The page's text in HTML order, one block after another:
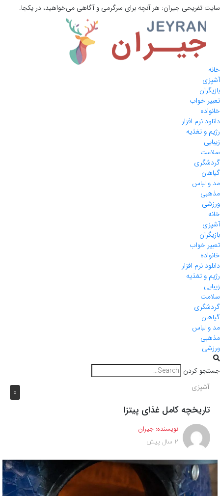
سایت تفریحی جیران: هر آنچه برای سرگرمی و آگاهی می‌خواهید، در یکجا.
خانه
آشپزی
بازیگران
تعبیر خواب
خانواده
دانلود نرم افزار
رژیم و تغذیه
زیبایی
سلامت
گردشگری
گیاهان
مد و لباس
مذهبی
ورزشی
خانه
آشپزی
بازیگران
تعبیر خواب
خانواده
دانلود نرم افزار
رژیم و تغذیه
زیبایی
سلامت
گردشگری
گیاهان
مد و لباس
مذهبی
ورزشی
جستجو کردن
0 آشپزی
تاریخچه کامل غذای پیتزا
نویسنده: جیران
2 سال پیش